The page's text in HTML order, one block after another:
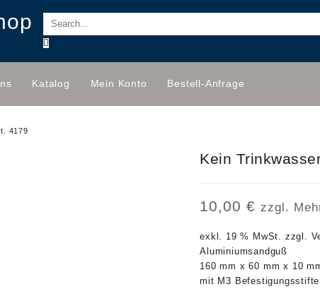
Katalog Mein Konto Bestell-Anfrage
4179
Kein
10,00€ zzgl.
exkl. 19 % MwSt. zzgl.
Aluminiumsandguß
160 mm x 60 mm x 10
mit M3